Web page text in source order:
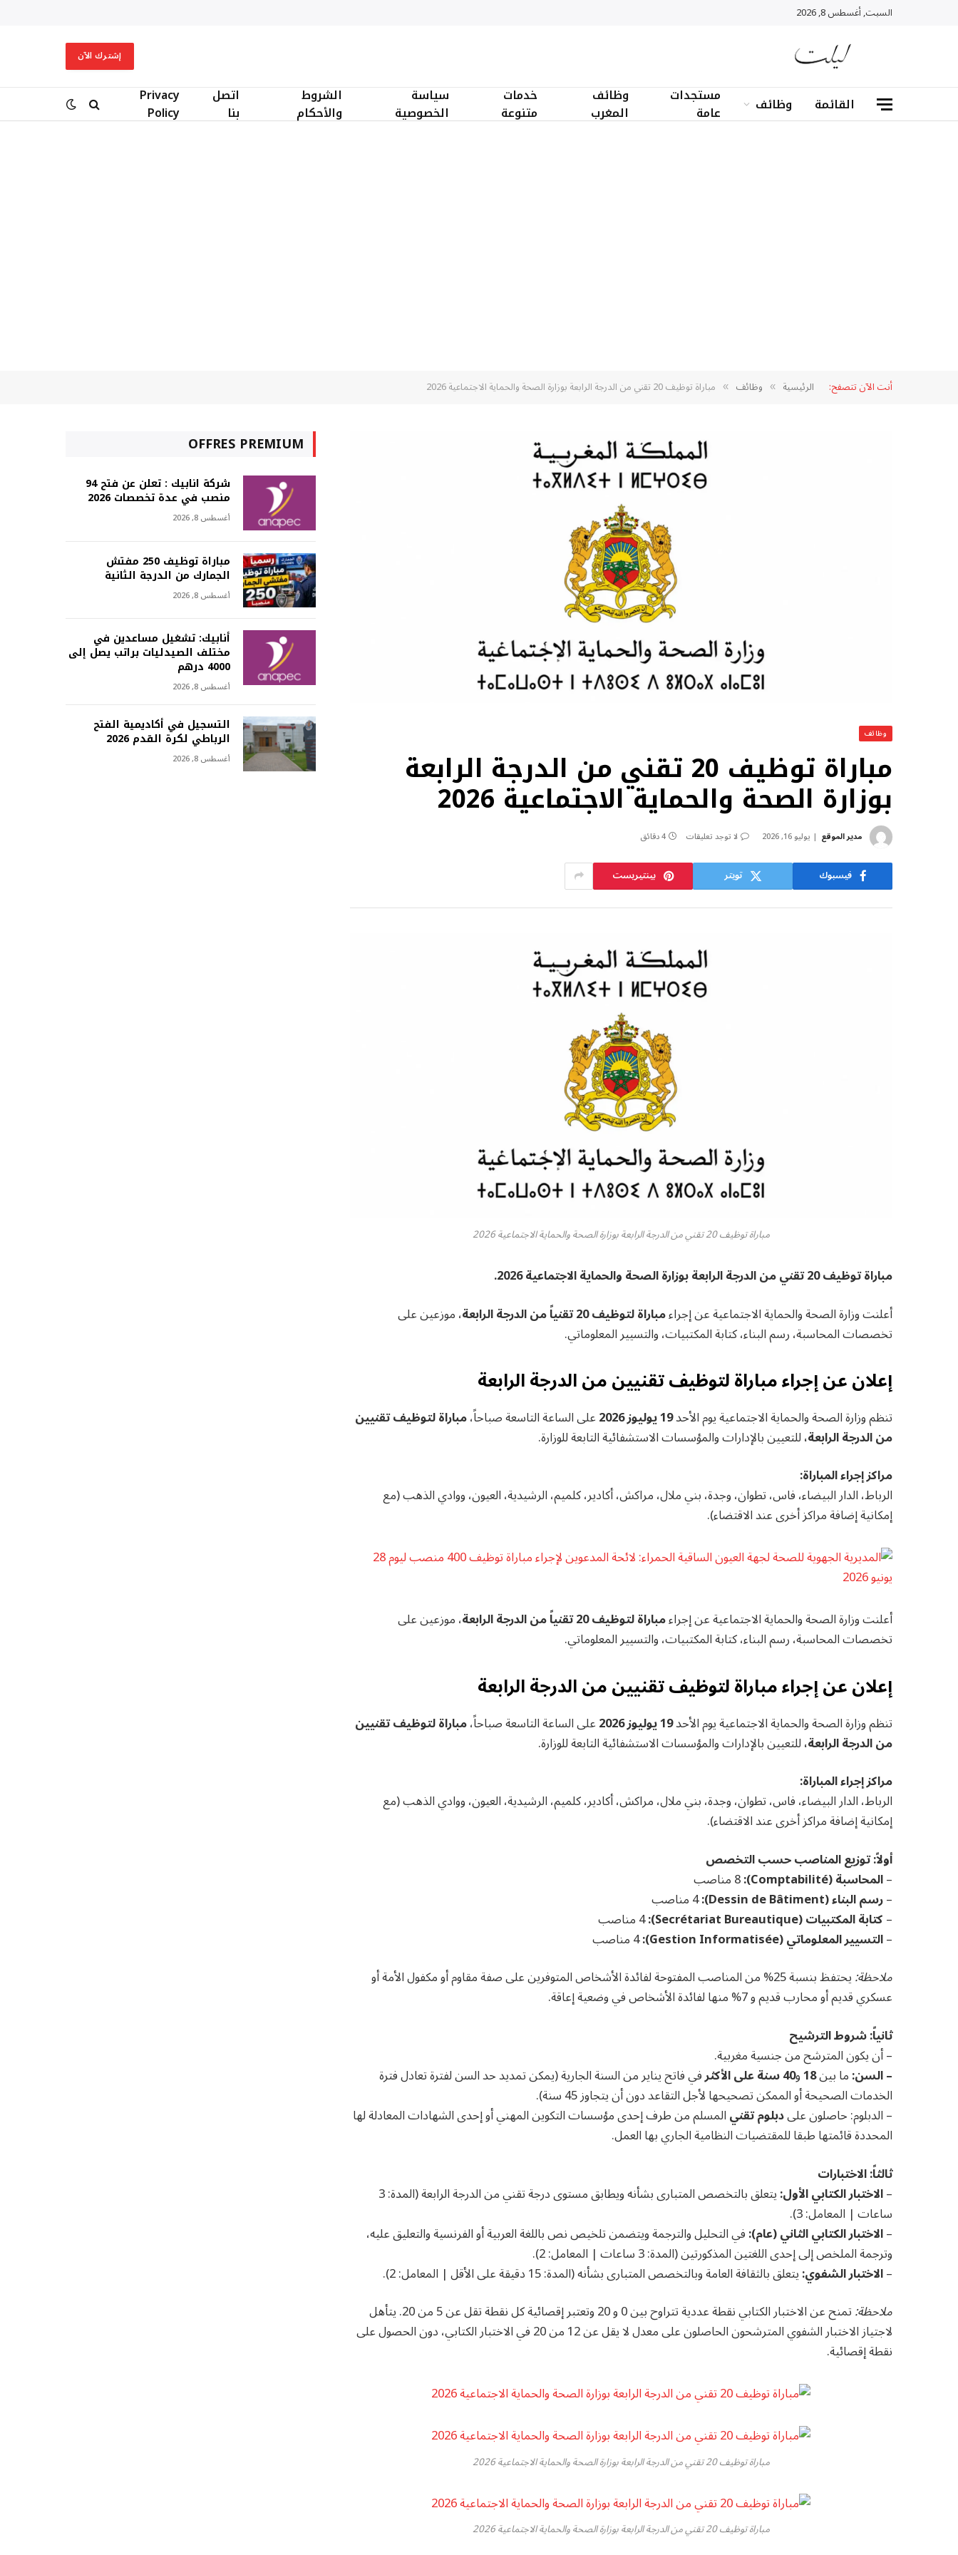
السبت, أغسطس 8, 2026
إشترك الآن
القائمة وظائف
مستجدات
عامة
وظائف
المغرب
خدمات
متنوعة
سياسة
الخصوصية
الشروط
والأحكام
اتصل
بنا
Privacy
Policy
أنت الآن تتصفح: الرئيسية » وظائف » مباراة توظيف 20 تقني من الدرجة الرابعة بوزارة الصحة والحماية الاجتماعية 2026
وظائف
مباراة توظيف 20 تقني من الدرجة الرابعة
بوزارة الصحة والحماية الاجتماعية 2026
مدير الموقع يوليو 16, 2026 لا توجد تعليقات 4 دقائق
فيسبوك تويتر بينتيريست
مباراة توظيف 20 تقني من الدرجة الرابعة بوزارة الصحة والحماية الاجتماعية 2026
مباراة توظيف 20 تقني من الدرجة الرابعة بوزارة الصحة والحماية الاجتماعية 2026.
أعلنت وزارة الصحة والحماية الاجتماعية عن إجراءمباراة لتوظيف 20 تقنياً من الدرجة الرابعة
، موزعين على
تخصصات المحاسبة، رسم البناء، كتابة المكتبيات، والتسيير المعلوماتي.
إعلان عن إجراء مباراة لتوظيف تقنيين من الدرجة الرابعة
تنظم وزارة الصحة والحماية الاجتماعية يوم الأحد19 يوليوز 2026 على الساعة التاسعة صباحاً،مباراة لتوظيف تقنيين
من الدرجة الرابعة،للتعيين بالإدارات والمؤسسات الاستشفائية التابعة للوزارة.
مراكز إجراء المباراة:
الرباط، الدار البيضاء، فاس، تطوان، وجدة، بني ملال، مراكش، أكادير، كلميم، الرشيدية، العيون، ووادي الذهب (مع
إمكانية إضافة مراكز أخرى عند الاقتضاء).
أعلنت وزارة الصحة والحماية الاجتماعية عن إجراءمباراة لتوظيف 20 تقنياً من الدرجة الرابعة
، موزعين على
تخصصات المحاسبة، رسم البناء، كتابة المكتبيات، والتسيير المعلوماتي.
إعلان عن إجراء مباراة لتوظيف تقنيين من الدرجة الرابعة
تنظم وزارة الصحة والحماية الاجتماعية يوم الأحد19 يوليوز 2026 على الساعة التاسعة صباحاً،مباراة لتوظيف تقنيين
من الدرجة الرابعة،للتعيين بالإدارات والمؤسسات الاستشفائية التابعة للوزارة.
مراكز إجراء المباراة:
الرباط، الدار البيضاء، فاس، تطوان، وجدة، بني ملال، مراكش، أكادير، كلميم، الرشيدية، العيون، ووادي الذهب (مع
إمكانية إضافة مراكز أخرى عند الاقتضاء).
أولاً: توزيع المناصب حسب التخصص
–المحاسبة (Comptabilité):
–رسم البناء (Dessin de Bâtiment):
4 مناصب
–كتابة المكتبيات (Secrétariat Bureautique):
4 مناصب
–التسيير المعلوماتي (Gestion Informatisée):
4 مناصب
ملاحظة:
يحتفظ بنسبة 25% من المناصب المفتوحة لفائدة الأشخاص المتوفرين على صفة مقاوم أو مكفول الأمة أو
عسكري قديم أو محارب قديم و 7% منها لفائدة الأشخاص في وضعية إعاقة.
ثانياً: شروط الترشيح
– أن يكون المترشح من جنسية مغربية.
– السن:ما بين18و40 سنة على الأكثر
في فاتح يناير من السنة الجارية (يمكن تمديد حد السن لفترة تعادل فترة
الخدمات الصحيحة أو الممكن تصحيحها لأجل التقاعد دون أن يتجاوز 45 سنة).
– الدبلوم: حاصلون علىدبلوم تقنيالمسلم من طرف إحدى مؤسسات التكوين المهني أو إحدى الشهادات المعادلة لها
المحددة قائمتها طبقا للمقتضيات النظامية الجاري بها العمل.
ثالثاً: الاختبارات
–الاختبار الكتابي الأول:
يتعلق بالتخصص المتبارى بشأنه ويطابق مستوى درجة تقني من الدرجة الرابعة (المدة: 3
ساعات | المعامل: 3).
–الاختبار الكتابي الثاني (عام):في التحليل والترجمة ويتضمن تلخيص نص باللغة العربية أو الفرنسية والتعليق عليه،
وترجمة الملخص إلى إحدى اللغتين المذكورتين (المدة: 3 ساعات | المعامل: 2).
–الاختبار الشفوي:يتعلق بالثقافة العامة وبالتخصص المتبارى بشأنه (المدة: 15 دقيقة على الأقل | المعامل: 2).
ملاحظة:
تمنح عن الاختبار الكتابي نقطة عددية تتراوح بين 0 و 20 وتعتبر إقصائية كل نقطة تقل عن 5 من 20. يتأهل
لاجتياز الاختبار الشفوي المترشحون الحاصلون على معدل لا يقل عن 12 من 20 في الاختبار الكتابي، دون الحصول على
نقطة إقصائية.
مباراة توظيف 20 تقني من الدرجة الرابعة بوزارة الصحة والحماية الاجتماعية 2026
مباراة توظيف 20 تقني من الدرجة الرابعة بوزارة الصحة والحماية الاجتماعية 2026
OFFRES PREMIUM
شركة انابيك : تعلن عن فتح 94
منصب في عدة تخصصات 2026
أغسطس 8, 2026
مباراة توظيف 250 مفتش
الجمارك من الدرجة الثانية
أغسطس 8, 2026
أنابيك: تشغيل مساعدين في
مختلف الصيدليات براتب يصل إلى
4000 درهم
أغسطس 8, 2026
التسجيل في أكاديمية الفتح
الرباطي لكرة القدم 2026
أغسطس 8, 2026